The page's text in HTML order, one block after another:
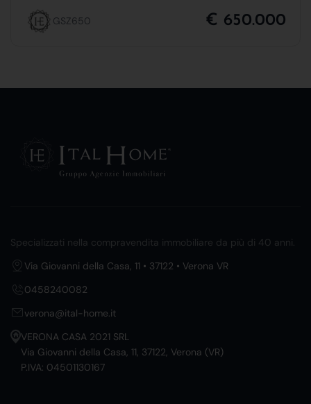
GSZ650 € 650.000
Specializzati nella compravendita immobiliare da più di 40 anni.
Via Giovanni della Casa, 11 • 37122 • Verona VR
0458240082
verona@ital-home.it
VERONA CASA 2021 SRL
Via Giovanni della Casa, 11, 37122, Verona (VR)
P.IVA: 04501130167